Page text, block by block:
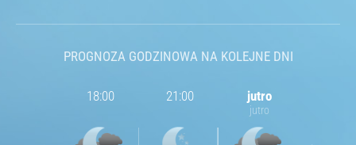
18:00 21:00 jutro
jutro